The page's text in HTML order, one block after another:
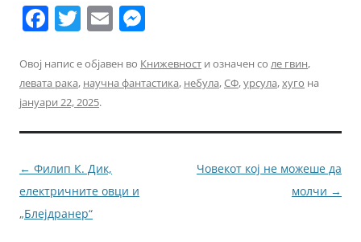
F
c
e
o
k
T
itt
er
E
ai
l
ss
e
Овој напис е објавен во Книжевност и означен со ле гвин,
левата рака, научна фантастика, небула,СФ,урсула,хуго на
јануари 22, 2025.
Навигација
за
написи
← Филип К. Дик,
електричните овци и
„Блејдранер“
Човекот кој не можеше да
молчи →